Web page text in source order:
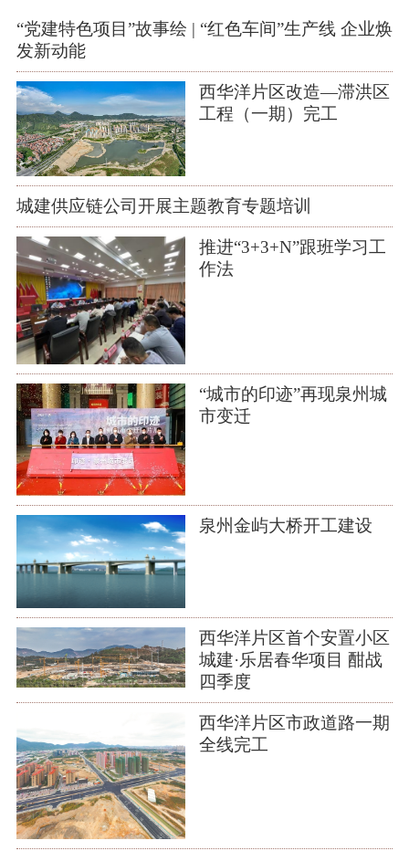
“党建特色项目”故事绘 | “红色车间”生产线 企业焕
发新动能
西华洋片区改造—滞洪区
工程（一期）完工
城建供应链公司开展主题教育专题培训
​推进“3+3+N”跟班学习工
作法
“城市的印迹”再现泉州城
市变迁
泉州金屿大桥开工建设
西华洋片区首个安置小区
城建·乐居春华项目 酣战
四季度
西华洋片区市政道路一期
全线完工